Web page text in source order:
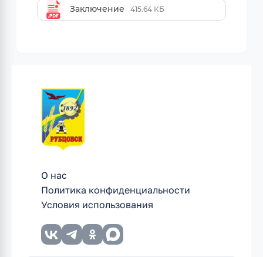
Заключение 415.64 КБ
О нас
Политика конфиденциальности
Условия использования